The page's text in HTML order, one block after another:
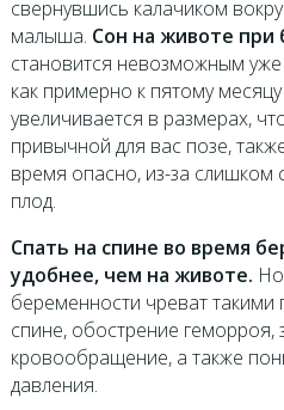
свернувшись калачиком
малыша. Сон на животе при
становится невозможным
как примерно к пятому
увеличивается в размерах,
привычной для вас позе,
время опасно, из-за слишком
плод.
Спать на спине во время
удобнее, чем на животе.
беременности чреват такими
спине, обострение геморроя,
кровообращение, а также
давления.